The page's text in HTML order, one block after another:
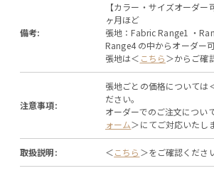
備考:
【カラー・サイズオーダ
ヶ月ほど
張地：Fabric Range1 ・
Range4 の中からオーダー
張地は＜ こちら＞からご確
注意事項:
張地ごとの価格については
ださい。
オーダーでのご注文につい
ォーム＞にてご対応いたし
取扱説明: ＜こちら ＞をご確認くださ